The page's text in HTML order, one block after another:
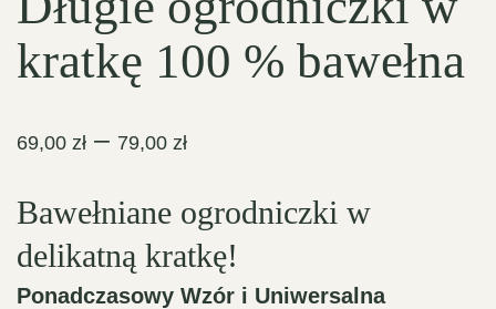
kratkę 100 % bawełna
69,00 zł – 79,00 złZakres
od
69,00 zł
do
Bawełniane ogrodniczki w
delikatną kratkę!
Ponadczasowy Wzór i Uniwersalna